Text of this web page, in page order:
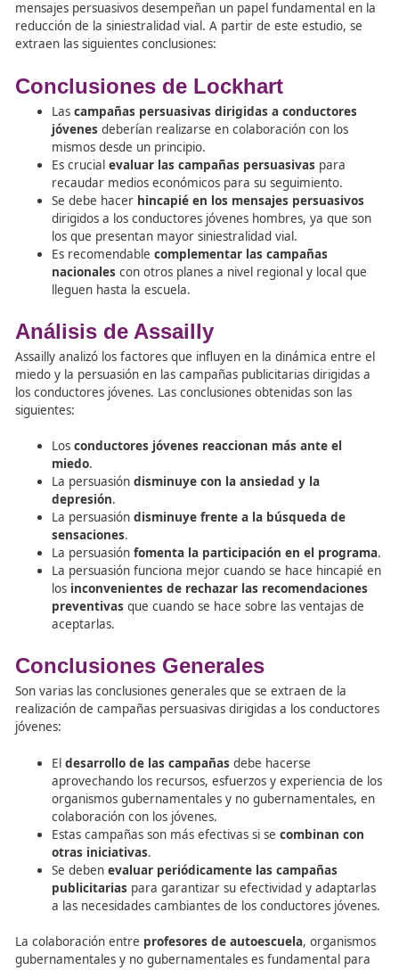
Incentivos del seguro del
primas de seguro son más elevadas que en el resto de
conductores, debido a que son considerados un grupo
riesgo a la hora de sufrir accidentes de tráfico. Para
precios de los seguros de los jóvenes, se proponen
tecnológicas como instalar cajas negras en los vehículos
controlen la velocidad. De este modo, si se sobrepasan
límites de velocidad, la prima del seguro aumentará.
Conclusiones sobre el sistema
incentivos
Sobre el sistema de incentivos se extraen las siguientes
conclusiones:
Elsistema del carnet por puntos penaliza
conductores jóvenes si infringen la normativa de
trabajar conjuntamente para demostrar los
los incentivos económicos a través del seguro
promoviendo así conductas más seguras y
volante.
La colaboración entreprofesores de autoescuela,
y aseguradoras es fundamental para promover una
seguridad vial entre los conductores jóvenes y reducir
accidentes de tráfico.
Comunicación Persuasiva en Seguridad Vial
Lacomunicación persuasivase define como la
transmitida a través de campañas publicitarias, entre
jóvenes a conducir de manera segura y responsable.
Lockhart realizó un estudio sobre las campañas
dirigidas a los conductores jóvenes, concluyendo que los
mensajes persuasivos desempeñan un papel
reducción de la siniestralidad vial. A partir de este
extraen las siguientes conclusiones:
Conclusiones de Lockhart